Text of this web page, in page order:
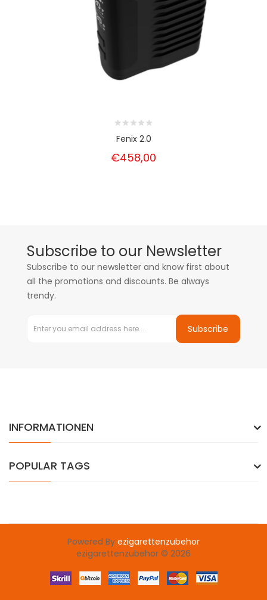
Fenix 2.0
€458,00
Subscribe to our Newsletter
Subscribe to our newsletter and know first about
all the promotions and discounts. Be always
trendy.
Subscribe
INFORMATIONEN
POPULAR TAGS
Powered By ezigarettenzubehor
ezigarettenzubehor © 2026
slots uk